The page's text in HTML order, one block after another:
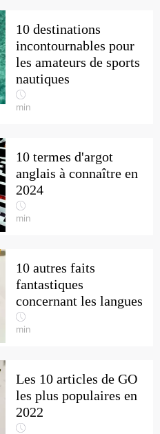
10 destinations
incontournables pour
les amateurs de sports
nautiques
min
10 termes d'argot
anglais à connaître en
2024
min
10 autres faits
fantastiques
concernant les langues
min
Les 10 articles de GO
les plus populaires en
2022